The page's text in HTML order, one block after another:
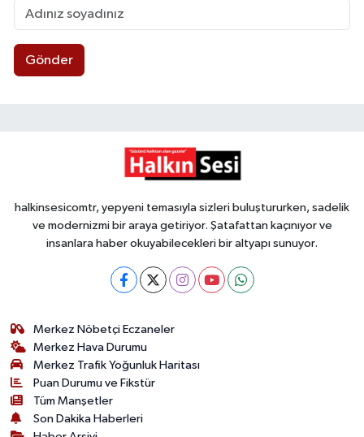
Gönder
halkinsesicomtr, yepyeni temasıyla sizleri buluştururken, sadelik
ve modernizmi bir araya getiriyor. Şatafattan kaçınıyor ve
insanlara haber okuyabilecekleri bir altyapı sunuyor.
Merkez Nöbetçi Eczaneler
Merkez Hava Durumu
Merkez Trafik Yoğunluk Haritası
Puan Durumu ve Fikstür
Tüm Manşetler
Son Dakika Haberleri